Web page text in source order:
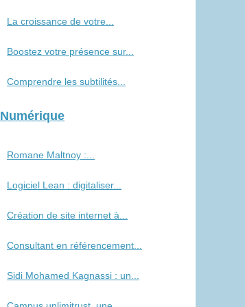
La croissance de votre...
Boostez votre présence sur...
Comprendre les subtilités...
Numérique
Romane Maltnoy :...
Logiciel Lean : digitaliser...
Création de site internet à...
Consultant en référencement...
Sidi Mohamed Kagnassi : un...